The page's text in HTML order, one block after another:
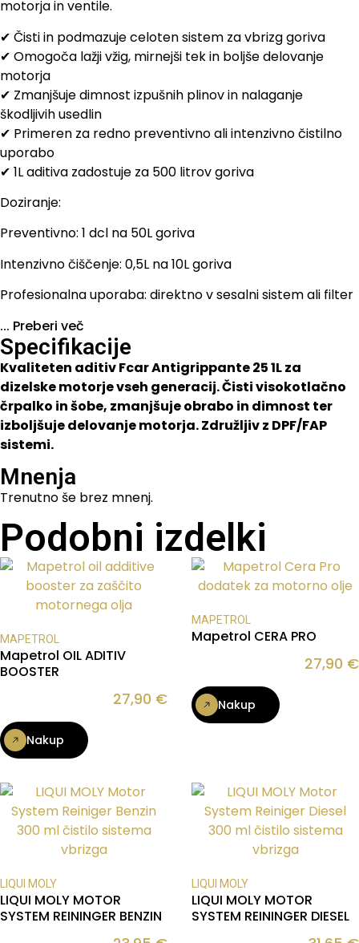
motorja in ventile.
✔ Čisti in podmazuje celoten sistem za vbrizg goriva
✔ Omogoča lažji vžig, mirnejši tek in boljše delovanje
motorja
✔ Zmanjšuje dimnost izpušnih plinov in nalaganje
škodljivih usedlin
✔ Primeren za redno preventivno ali intenzivno čistilno
uporabo
✔ 1L aditiva zadostuje za 500 litrov goriva
Doziranje:
Preventivno: 1 dcl na 50L goriva
Intenzivno čiščenje: 0,5L na 10L goriva
Profesionalna uporaba: direktno v sesalni sistem ali filter
... Preberi več
Specifikacije
Kvaliteten aditiv Fcar Antigrippante 25 1L za
dizelske motorje vseh generacij. Čisti visokotlačno
črpalko in šobe, zmanjšuje obrabo in dimnost ter
izboljšuje delovanje motorja. Združljiv z DPF/FAP
sistemi.
Mnenja
Trenutno še brez mnenj.
Podobni izdelki
MAPETROL
Mapetrol OIL ADITIV
BOOSTER
27,90 €
Nakup
MAPETROL
Mapetrol CERA PRO
27,90 €
Nakup
LIQUI MOLY
LIQUI MOLY MOTOR
SYSTEM REININGER BENZIN
LIQUI MOLY
LIQUI MOLY MOTOR
SYSTEM REININGER DIESEL